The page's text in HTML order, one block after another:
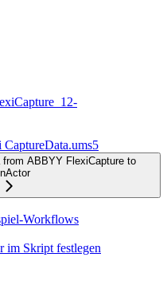
ABBYY FlexiCapture to
Workflows
im Skript festlegen